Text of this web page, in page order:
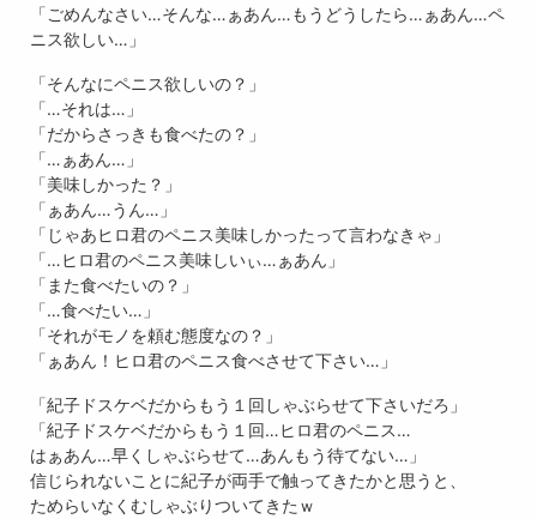
「ごめんなさい…そんな…ぁあん…もうどうしたら…ぁあん…ペ
ニス欲しい…」
「そんなにペニス欲しいの？」
「…それは…」
「だからさっきも食べたの？」
「…ぁあん…」
「美味しかった？」
「ぁあん…うん…」
「じゃあヒロ君のペニス美味しかったって言わなきゃ」
「…ヒロ君のペニス美味しいぃ…ぁあん」
「また食べたいの？」
「…食べたい…」
「それがモノを頼む態度なの？」
「ぁあん！ヒロ君のペニス食べさせて下さい…」
「紀子ドスケベだからもう１回しゃぶらせて下さいだろ」
「紀子ドスケベだからもう１回…ヒロ君のペニス…
はぁあん…早くしゃぶらせて…あんもう待てない…」
信じられないことに紀子が両手で触ってきたかと思うと、
ためらいなくむしゃぶりついてきたｗ